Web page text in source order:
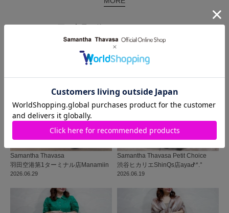
2026.06.29
Samantha Thavasa
羽田空港第1ターミナル店Manamiin
2026.06.19
Samantha Thavasa Petit Choice
渋谷ヒカリエShinQs店ayaᕷ*.°